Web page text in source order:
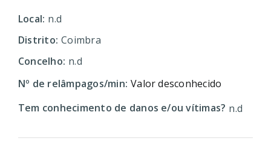
Local: n.d
Distrito: Coimbra
Concelho: n.d
Nº de relâmpagos/min: Valor desconhecido
Tem conhecimento de danos e/ou vítimas? n.d